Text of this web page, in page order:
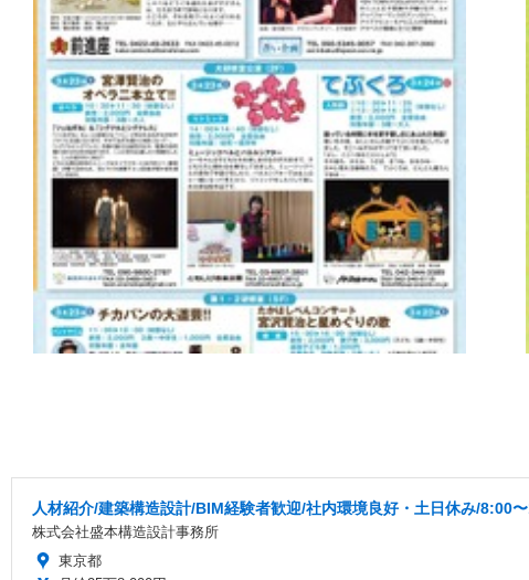
人材紹介/建築構造設計/BIM経験者歓迎/社内環境良好・土日休み/8:00
株式会社盛本構造設計事務所
東京都